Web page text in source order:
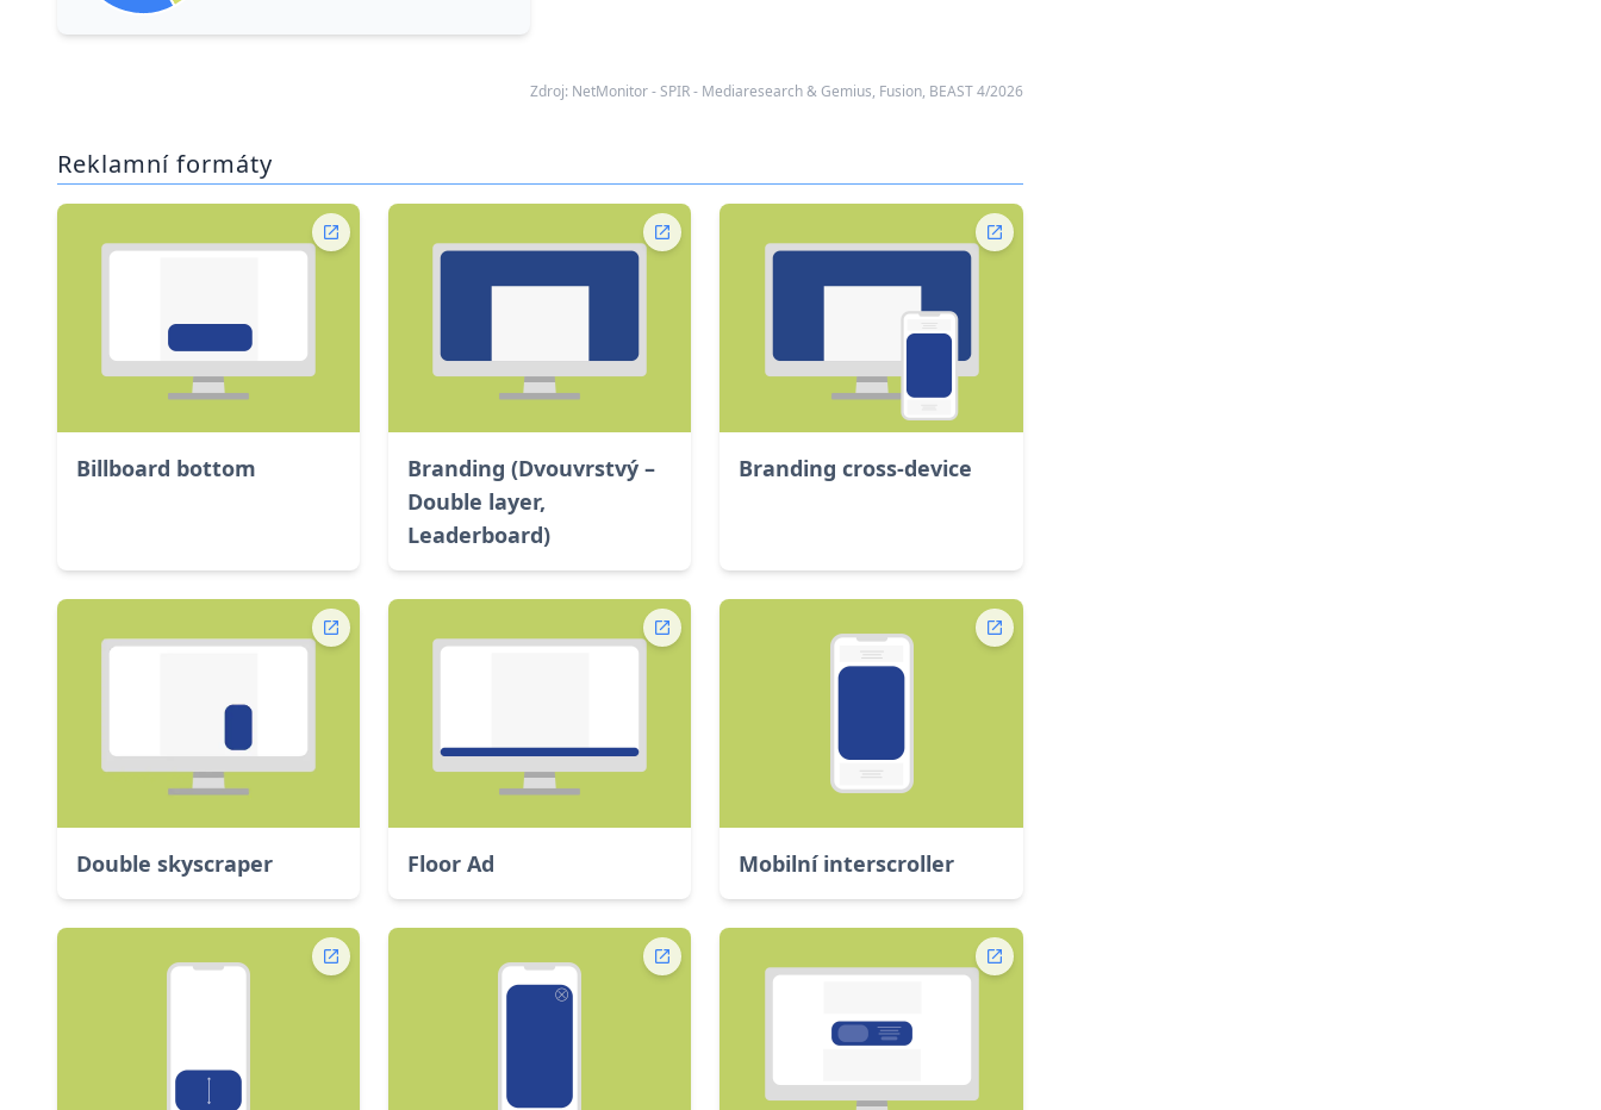
Zdroj: NetMonitor - SPIR - Mediaresearch & Gemius, Fusion, BEAST 4/2026
Reklamní formáty
Billboard bottom
Branding (Dvouvrstvý –
Double layer,
Leaderboard)
Branding cross-device
Double skyscraper Floor Ad Mobilní interscroller